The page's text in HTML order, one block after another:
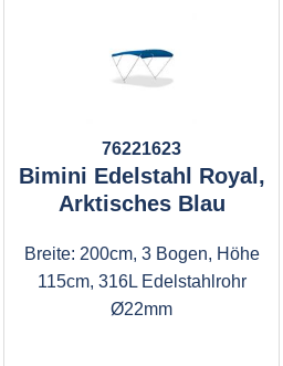
76221623
Bimini Edelstahl Royal,
Arktisches Blau
Breite: 200cm, 3 Bogen, Höhe
115cm, 316L Edelstahlrohr
Ø22mm